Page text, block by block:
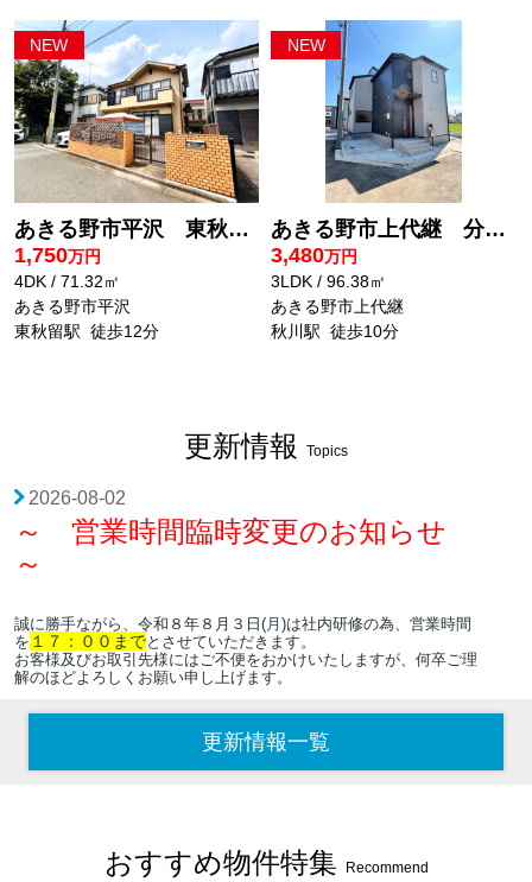
あきる野市平沢 東秋留駅徒歩12分♪1,750万円の4DK中古戸建
1,750万円
4DK / 71.32㎡
あきる野市平沢
東秋留駅 徒歩12分
あきる野市上代継 分譲住宅 2号棟
3,480万円
3LDK / 96.38㎡
あきる野市上代継
秋川駅 徒歩10分
更新情報 Topics
2026-08-02
～ 営業時間臨時変更のお知らせ
～
誠に勝手ながら、令和８年８月３日 (月 )は社内研修の為、営業時間
を １７：００ までとさせていただきます。
お客様及びお取引先様にはご不便をおかけいたしますが、何卒ご理
解のほどよろしくお願い申し上げます。
～ 臨時休業のお知らせ ～
お客様及びお取引先様にはご不便をおかけいたしますが、何卒ご理
解のほどよろしくお願い申し上げます。
更新情報一覧
おすすめ物件特集 Recommend